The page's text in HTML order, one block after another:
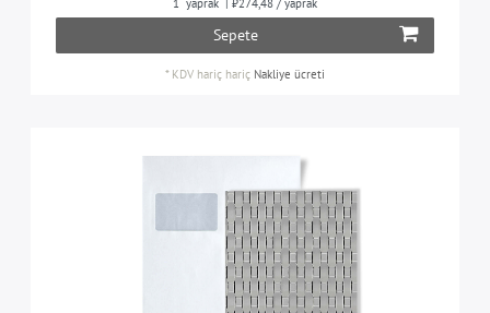
1 yaprak | ₺274,48 / yaprak
Sepete
* KDV hariç hariç Nakliye ücreti